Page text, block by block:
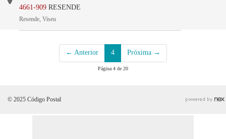
4661-909 RESENDE
Resende, Viseu
← Anterior 4 Próxima →
Página 4 de 20
© 2025 Código Postal